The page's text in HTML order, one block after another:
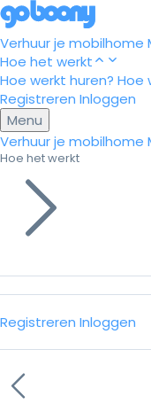
Verhuur je mobilhome
Hoe het werkt
Hoe werkt huren? Hoe
Registreren Inloggen
Menu
Verhuur je mobilhome
Hoe het werkt
Registreren Inloggen